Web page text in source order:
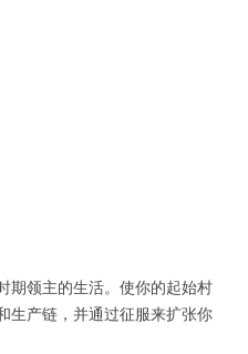
期领主的生活。使你的起始村
生产链，并通过征服来扩张你